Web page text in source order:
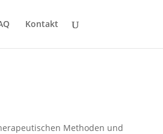
Kontakt
Methoden und